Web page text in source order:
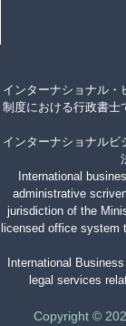
インターナショナル・
制度における行政書士
インターナショナルビ
International
administrative
jurisdiction of the
licensed office system
International
legal services
Copyright ©